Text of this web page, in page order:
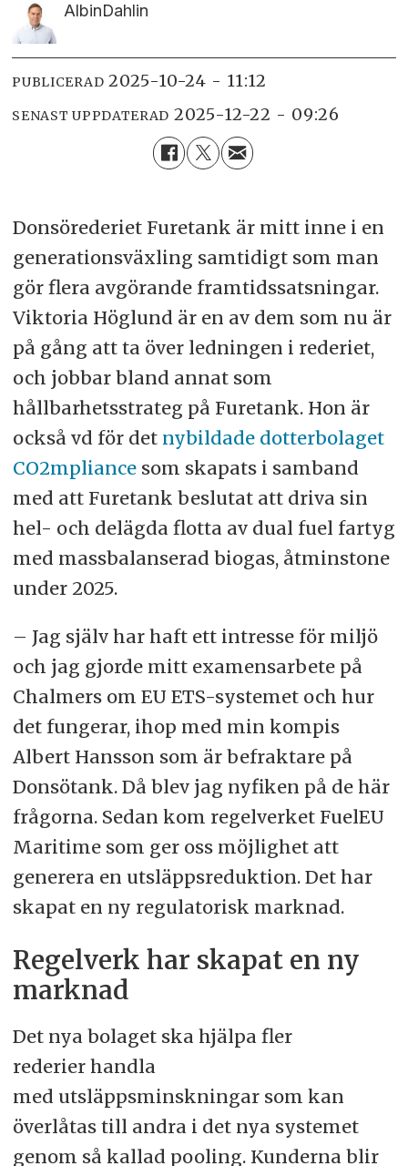
AlbinDahlin
PUBLICERAD 2025-10-24 - 11:12
SENAST UPPDATERAD 2025-12-22 - 09:26
Donsörederiet Furetank är mitt inne i en
generationsväxling samtidigt som man
gör flera avgörande framtidssatsningar.
Viktoria Höglund är en av dem som nu är
på gång att ta över ledningen i rederiet,
och jobbar bland annat som
hållbarhetsstrateg på Furetank. Hon är
också vd för det nybildade dotterbolaget
CO2mpliancesom skapats i samband
med att Furetank beslutat att driva sin
hel- och delägda flotta av dual fuel fartyg
med massbalanserad biogas, åtminstone
under 2025.
– Jag själv har haft ett intresse för miljö
och jag gjorde mitt examensarbete på
Chalmers om EU ETS-systemet och hur
det fungerar, ihop med min kompis
Albert Hansson som är befraktare på
Donsötank. Då blev jag nyfiken på de här
frågorna. Sedan kom regelverket FuelEU
Maritime som ger oss möjlighet att
generera en utsläppsreduktion. Det har
skapat en ny regulatorisk marknad.
Regelverk har skapat en ny
marknad
Det nya bolaget ska hjälpa fler
rederier handla
med utsläppsminskningar som kan
överlåtas till andra i det nya systemet
genom så kallad pooling. Kunderna blir